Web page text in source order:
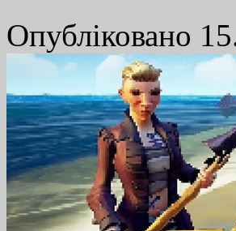
Опубліковано